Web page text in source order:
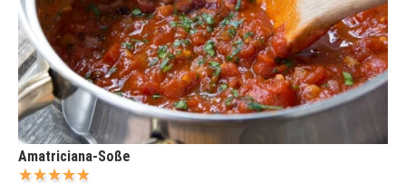
Amatriciana-Soße